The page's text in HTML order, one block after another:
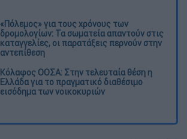
«Πόλεμος» για τους χρόνους των
δρομολογίων: Τα σωματεία απαντούν στις
καταγγελίες, οι παρατάξεις περνούν στην
αντεπίθεση
Κόλαφος ΟΟΣΑ: Στην τελευταία θέση η
Ελλάδα για το πραγματικό διαθέσιμο
εισόδημα των νοικοκυριών